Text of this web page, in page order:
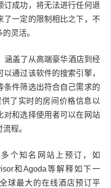
订成功，将无法进行任何退
了一定的限制相比之下，不
灵活。
涵盖了从高端豪华酒店到经
通过该软件的搜索引擎，
条件筛选出符合自己需求的
了实时的房间价格信息以
对和选择使用者可以在网站
程。
个知名网站上预订，如
和Agoda等解释如下一
球最大的在线酒店预订平